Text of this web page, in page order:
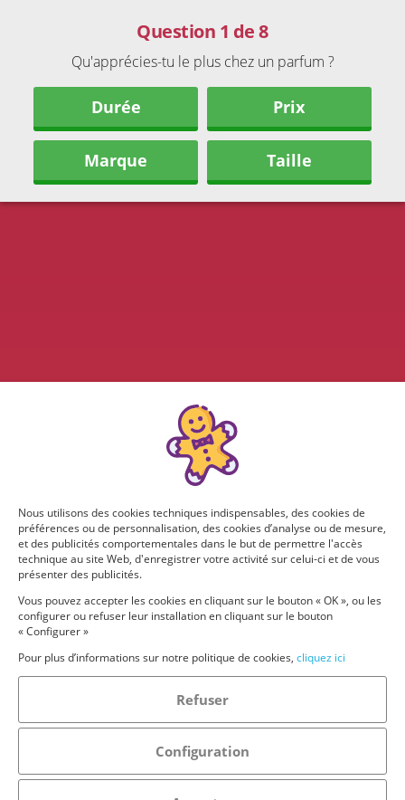
Question 1 de 8
Qu'apprécies-tu le plus chez un parfum ?
Durée Prix
Marque Taille
Nous utilisons des cookies techniques indispensables, des cookies de
préférences ou de personnalisation, des cookies d’analyse ou de mesure,
et des publicités comportementales dans le but de permettre l'accès
technique au site Web, d'enregistrer votre activité sur celui-ci et de vous
présenter des publicités.
Vous pouvez accepter les cookies en cliquant sur le bouton « OK », ou les
configurer ou refuser leur installation en cliquant sur le bouton
« Configurer »
Pour plus d’informations sur notre politique de cookies, cliquez ici
Refuser
Configuration